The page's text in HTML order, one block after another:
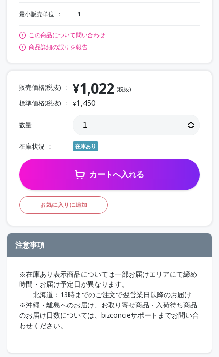
最小販売単位 1
この商品について問い合わせ
商品詳細の誤りを報告
販売価格(税抜) ¥1,022 (税抜)
標準価格(税抜) ¥1,450
数量
在庫状況 在庫あり
カートへ入れる
お気に入りに追加
注意事項
※在庫あり表示商品については一部お届けエリアにて締め
時間・お届け予定日が異なります。
北海道：13時までのご注文で翌営業日以降のお届け
※沖縄・離島へのお届け、お取り寄せ商品・入荷待ち商品
のお届け日数については、bizconcieサポートまでお問い合
わせください。